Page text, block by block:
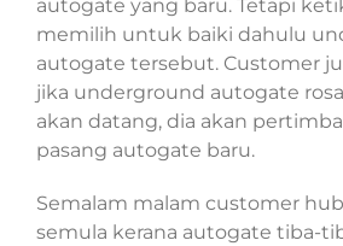
autogate yang baru. Tetapi
memilih untuk baiki dahulu
autogate tersebut. Customer
jika underground autogate
akan datang, dia akan
pasang autogate baru.
Semalam malam customer
semula kerana autogate tiba-